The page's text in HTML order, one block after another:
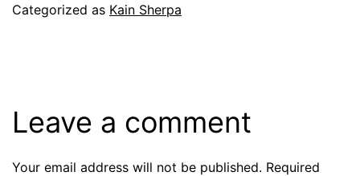
Categorized as Kain Sherpa
Leave a comment
Your email address will not be published. Required